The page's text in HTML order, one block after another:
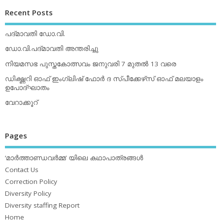
Recent Posts
പദ്മാവതി ഡോ.വി.
ഡോ.വി.പദ്മാവതി അന്തരിച്ചു
നിയമസഭ പുസ്തകോത്സവം ജനുവരി 7 മുതല്‍ 13 വരെ
ഡിക്ഷ്ണറി ഓഫ് ഇംഗ്ലിഷ് ഫോര്‍ ദ സ്പീക്കേഴ്‌സ് ഓഫ് മലയാളം
ഉപോദ്ഘാതം
വേറാക്കൂറ്
Pages
‘മാര്‍ത്താണ്ഡവര്‍മ്മ’ യിലെ കഥാപാത്രങ്ങള്‍
Contact Us
Correction Policy
Diversity Policy
Diversity staffing Report
Home